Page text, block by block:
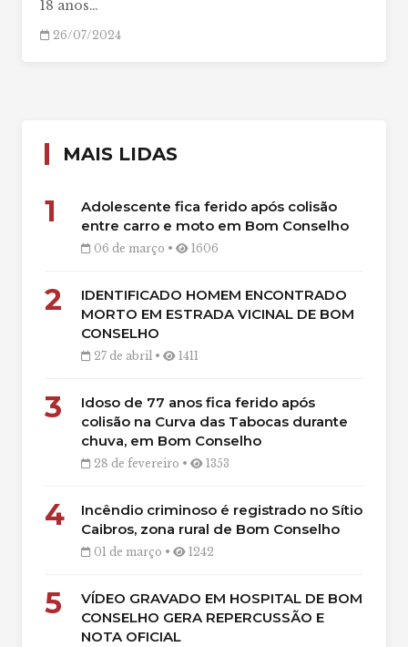
18 anos…
26/07/2024
MAIS LIDAS
1
Adolescente fica ferido após colisão
entre carro e moto em Bom Conselho
06 de março • 1606
2
IDENTIFICADO HOMEM ENCONTRADO
MORTO EM ESTRADA VICINAL DE BOM
CONSELHO
27 de abril • 1411
3
Idoso de 77 anos fica ferido após
colisão na Curva das Tabocas durante
chuva, em Bom Conselho
28 de fevereiro • 1353
4
Incêndio criminoso é registrado no Sítio
Caibros, zona rural de Bom Conselho
01 de março • 1242
5
VÍDEO GRAVADO EM HOSPITAL DE BOM
CONSELHO GERA REPERCUSSÃO E
NOTA OFICIAL